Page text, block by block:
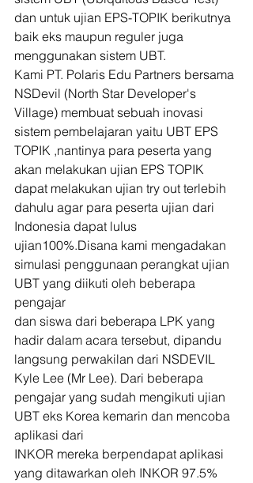
dan untuk ujian EPS-TOPIK berikutnya
baik eks maupun reguler juga
menggunakan sistem UBT.
Kami PT. Polaris Edu Partners bersama
NSDevil (North Star Developer's
Village) membuat sebuah inovasi
sistem pembelajaran yaitu UBT EPS
TOPIK ,nantinya para peserta yang
akan melakukan ujian EPS TOPIK
dapat melakukan ujian try out terlebih
dahulu agar para peserta ujian dari
Indonesia dapat lulus
ujian100%.Disana kami mengadakan
simulasi penggunaan perangkat ujian
UBT yang diikuti oleh beberapa
pengajar
dan siswa dari beberapa LPK yang
hadir dalam acara tersebut, dipandu
langsung perwakilan dari NSDEVIL
Kyle Lee (Mr Lee). Dari beberapa
pengajar yang sudah mengikuti ujian
UBT eks Korea kemarin dan mencoba
aplikasi dari
INKOR mereka berpendapat aplikasi
yang ditawarkan oleh INKOR 97.5%